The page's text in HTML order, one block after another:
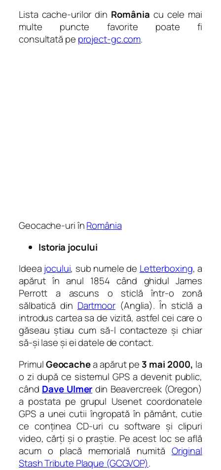
Lista cache-urilor din România cu cele mai
multe puncte favorite poate fi
consultată pe project-gc.com.
Geocache-uri înRomânia
Istoria jocului
Ideea jocului, sub numele de Letterboxing, a
apărut în anul 1854 când ghidul James
Perrott a ascuns o sticlă într-o zonă
sălbatică din Dartmoor(Anglia). În sticlă a
introdus cartea sa de vizită, astfel cei care o
găseau știau cum să-l contacteze și chiar
să-și lase și ei datele de contact.
PrimulGeocachea apărut pe 3 mai 2000, la
o zi după ce sistemul GPS a devenit public,
când Dave Ulmer din Beavercreek (Oregon)
a postata pe grupul Usenet coordonatele
GPS a unei cutii îngropată în pământ, cutie
ce conținea CD-uri cu software și clipuri
video, cărți și o praștie. Pe acest loc se află
acum o placă memorială numită Original
Stash Tribute Plaque (GCGVOP).